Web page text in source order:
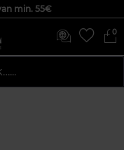
min. 55€
0